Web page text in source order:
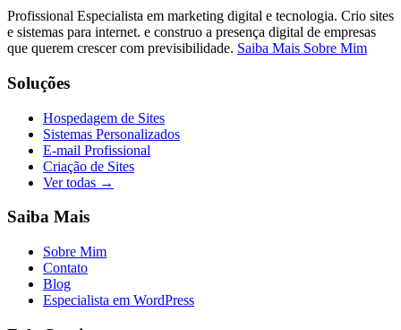
Profissional Especialista em marketing digital e tecnologia. Crio sites
e sistemas para internet. e construo a presença digital de empresas
que querem crescer com previsibilidade. Saiba Mais Sobre Mim
Soluções
Hospedagem de Sites
Sistemas Personalizados
E-mail Profissional
Criação de Sites
Ver todas →
Saiba Mais
Sobre Mim
Contato
Blog
Especialista em WordPress